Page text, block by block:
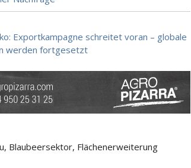
Exportkampagne schreitet voran – globale
werden fortgesetzt
Blaubeersektor, Flächenerweiterung